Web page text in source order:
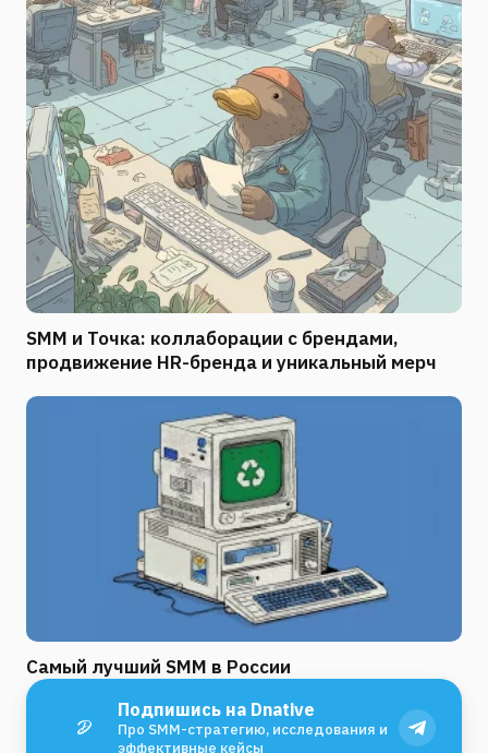
SMM и Точка: коллаборации с брендами,
продвижение HR-бренда и уникальный мерч
Самый лучший SMM в России
Подпишись на Dnative
Про SMM-стратегию, исследования и
эффективные кейсы